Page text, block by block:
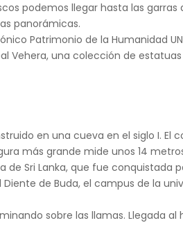
podemos llegar hasta las garras
panorámicas.
Patrimonio de la Humanidad
Vehera, una colección de estatuas
en una cueva en el siglo I. El
más grande mide unos 14
Sri Lanka, que fue conquistada
de Buda, el campus de la
sobre las llamas. Llegada al